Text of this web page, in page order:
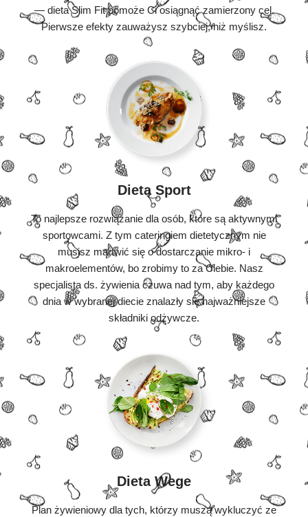
— dieta Slim Fit pomoże Ci osiągnąć zamierzony cel.
Pierwsze efekty zauważysz szybciej, niż myślisz.
Dieta Sport
To najlepsze rozwiązanie dla osób, które są aktywnymi
sportowcami. Z tym cateringiem dietetycznym nie
musisz martwić się o dostarczanie mikro- i
makroelementów, bo zrobimy to za Ciebie. Nasz
specjalista ds. żywienia czuwa nad tym, aby każdego
dnia w wybranej diecie znalazły się najważniejsze
składniki odżywcze.
Dieta Wege
Plan żywieniowy dla tych, którzy muszą wykluczyć ze